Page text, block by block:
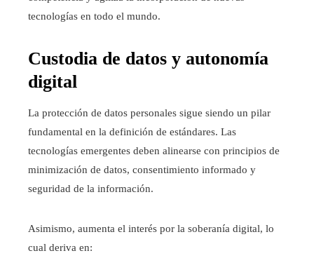
tecnologías en todo el mundo.
Custodia de datos y autonomía
digital
La protección de datos personales sigue siendo un pilar
fundamental en la definición de estándares. Las
tecnologías emergentes deben alinearse con principios de
minimización de datos, consentimiento informado y
seguridad de la información.
Asimismo, aumenta el interés por la soberanía digital, lo
cual deriva en: